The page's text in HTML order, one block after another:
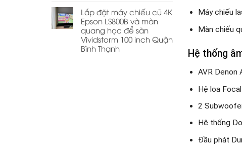
Lắp đặt máy chiếu cũ 4K
Epson LS800B và màn
quang học để sàn
Vividstorm 100 inch Quận
Bình Thạnh
Máy chiếu
Màn chiếu
Hệ thống
AVR Denon
Hệ loa
2
Hệ thống
Đầu phát